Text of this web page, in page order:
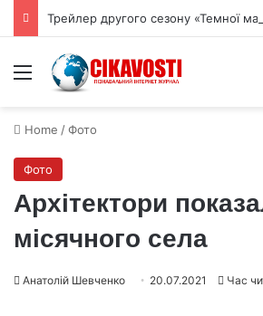
Menu
Home /Фото
Фото
Архітектори
місячного села
Анатолій Шевченко 20.07.2021 Час